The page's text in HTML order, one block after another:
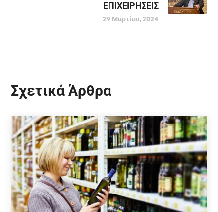
ΕΠΙΧΕΙΡΗΣΕΙΣ
29 Μαρτίου, 2024
Σχετικά Άρθρα